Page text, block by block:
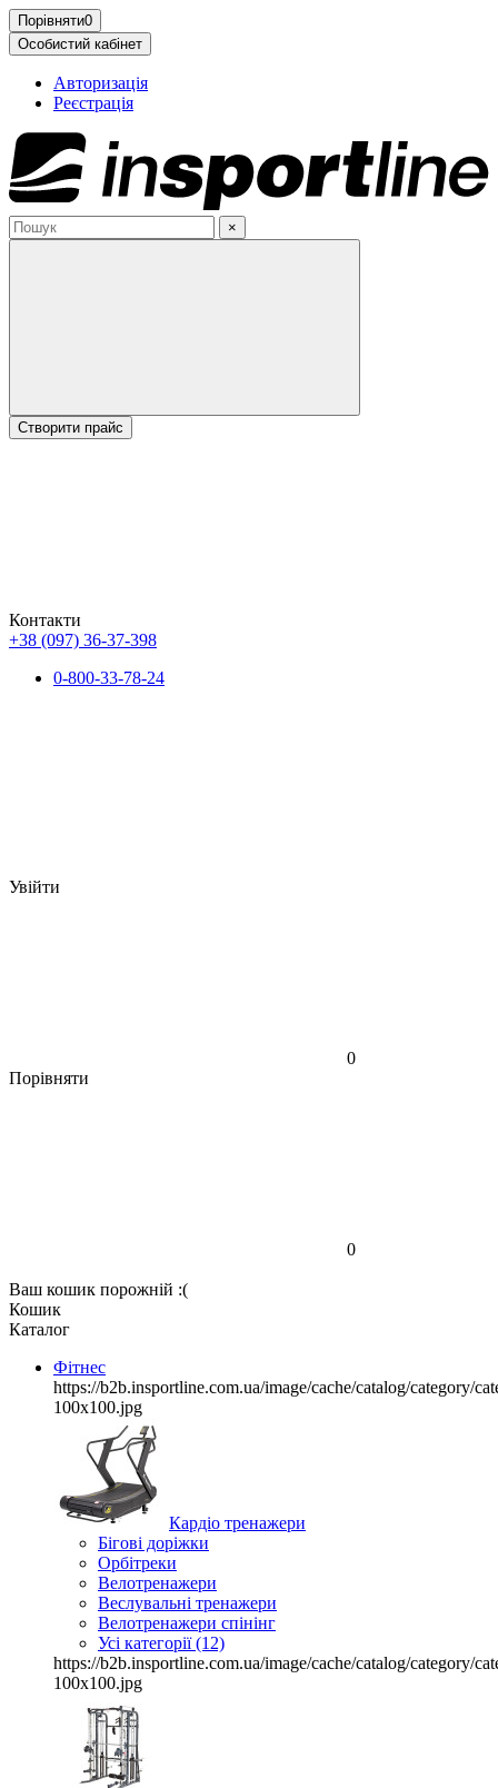
Порівняти0
Особистий кабінет
Авторизація
Реєстрація
×
Cтворити прайс
Контакти
+38 (097) 36-37-398
0-800-33-78-24
Увійти
0
Порівняти
0
Ваш кошик порожній :(
Кошик
Каталог
Фітнес
https://b2b.insportline.com.ua/image/cache/catalog/category/
100x100.jpg
Кардіо тренажери
Бігові доріжки
Орбітреки
Велотренажери
Веслувальні тренажери
Велотренажери спінінг
Усі категорії (12)
https://b2b.insportline.com.ua/image/cache/catalog/category/
100x100.jpg